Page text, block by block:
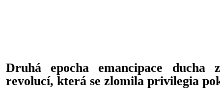
Druhá epocha emancipace ducha
revolucí, která se zlomila privilegia